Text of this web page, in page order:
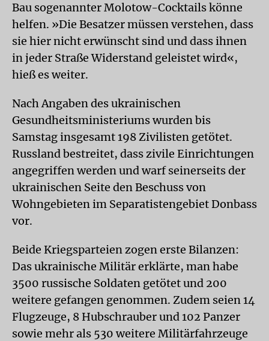
Bau sogenannter Molotow-Cocktails könne
helfen. »Die Besatzer müssen verstehen, dass
sie hier nicht erwünscht sind und dass ihnen
in jeder Straße Widerstand geleistet wird«,
hieß es weiter.
Nach Angaben des ukrainischen
Gesundheitsministeriums wurden bis
Samstag insgesamt 198 Zivilisten getötet.
Russland bestreitet, dass zivile Einrichtungen
angegriffen werden und warf seinerseits der
ukrainischen Seite den Beschuss von
Wohngebieten im Separatistengebiet Donbass
vor.
Beide Kriegsparteien zogen erste Bilanzen:
Das ukrainische Militär erklärte, man habe
3500 russische Soldaten getötet und 200
weitere gefangen genommen. Zudem seien 14
Flugzeuge, 8 Hubschrauber und 102 Panzer
sowie mehr als 530 weitere Militärfahrzeuge